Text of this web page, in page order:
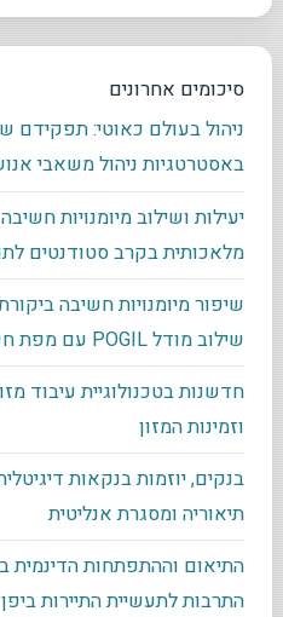
סיכומים אחרונים
באסטרטגיות ניהול משאבי
יעילות ושילוב מיומנויות
מלאכותית בקרב סטודנטים
שיפור מיומנויות חשיבה
שילוב מודל POGIL עם מפת חשיבה דיגיטלית
חדשנות בטכנולוגיית עיבוד
וזמינות המזון
בנקים, יוזמות בנקאות
תיאוריה ומסגרת אנליטית
התיאום וההתפתחות הדינמית
התרבות לתעשיית התיירות ביפן